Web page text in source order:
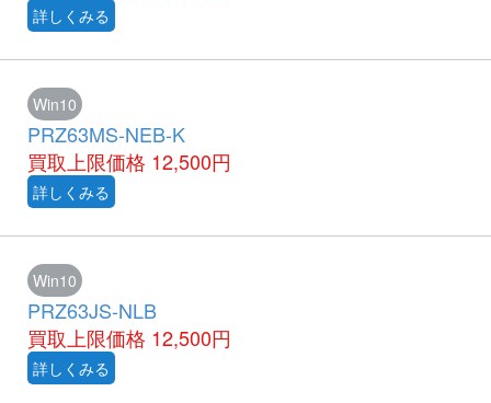
詳しくみる
Win10
PRZ63MS-NEB-K
買取上限価格 12,500円
詳しくみる
Win10
PRZ63JS-NLB
買取上限価格 12,500円
詳しくみる